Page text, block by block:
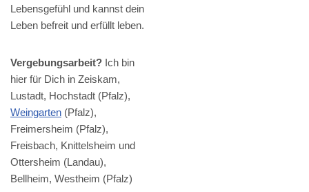
Lebensgefühl und kannst dein
Leben befreit und erfüllt leben.
Vergebungsarbeit? Ich bin
hier für Dich in Zeiskam,
Lustadt, Hochstadt (Pfalz),
Weingarten (Pfalz),
Freimersheim (Pfalz),
Freisbach, Knittelsheim und
Ottersheim (Landau),
Bellheim, Westheim (Pfalz)